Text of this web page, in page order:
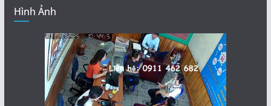
Hình Ảnh